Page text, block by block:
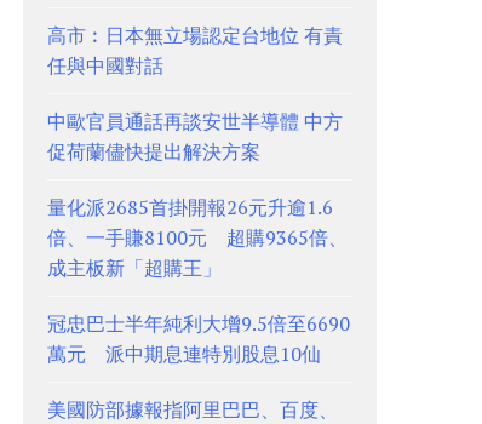
高市︰日本無立場認定台地位 有責
任與中國對話
中歐官員通話再談安世半導體 中方
促荷蘭儘快提出解決方案
量化派2685首掛開報26元升逾1.6
倍、一手賺8100元 超購9365倍、
成主板新「超購王」
冠忠巴士半年純利大增9.5倍至6690
萬元 派中期息連特別股息10仙
美國防部據報指阿里巴巴、百度、